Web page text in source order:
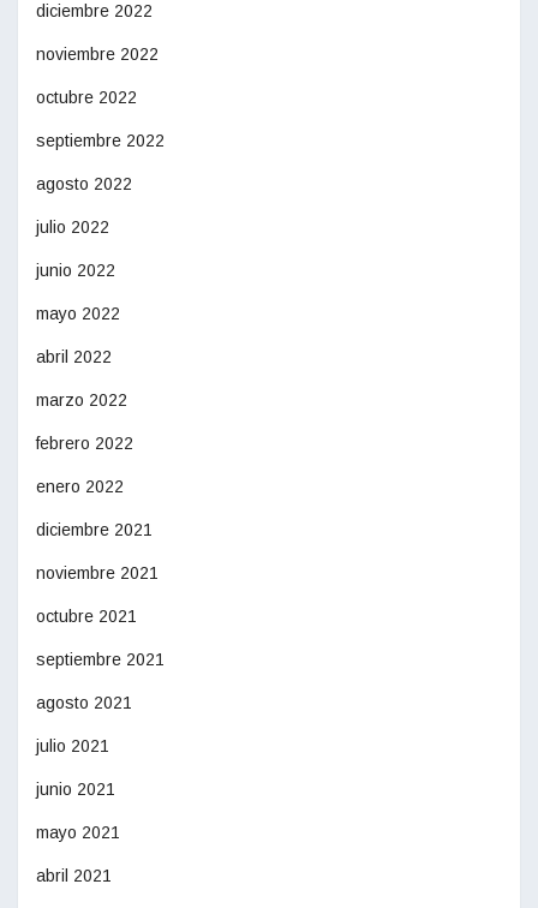
diciembre 2022
noviembre 2022
octubre 2022
septiembre 2022
agosto 2022
julio 2022
junio 2022
mayo 2022
abril 2022
marzo 2022
febrero 2022
enero 2022
diciembre 2021
noviembre 2021
octubre 2021
septiembre 2021
agosto 2021
julio 2021
junio 2021
mayo 2021
abril 2021